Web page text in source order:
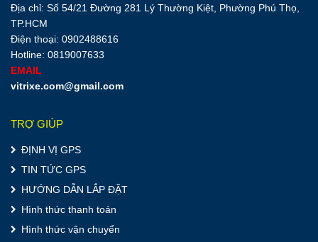
Địa chỉ: Số 54/21 Đường 281 Lý Thường Kiệt, Phường Phú Thọ,
TP.HCM
Điện thoại: 0902488616
Hotline: 0819007633
EMAIL
vitrixe.com@gmail.com
TRỢ GIÚP
ĐỊNH VỊ GPS
TIN TỨC GPS
HƯỚNG DẪN LẮP ĐẶT
Hình thức thanh toán
Hình thức vận chuyển